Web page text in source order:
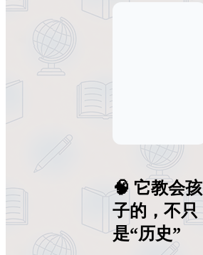
🧠 它教会孩
子的，不只
是“历史”